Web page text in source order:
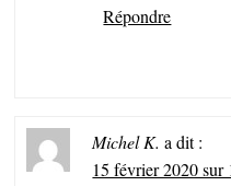
Répondre
Michel K. a dit :
15 février 2020 sur